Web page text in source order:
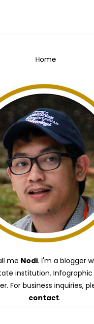
Home
me Nodi. I'm a blogger
institution.
For business inquiries,
contact.